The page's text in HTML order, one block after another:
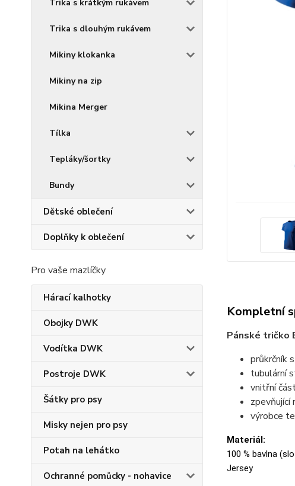
Trika s krátkým rukávem
Trika s dlouhým rukávem
Mikiny klokanka
Mikiny na zip
Mikina Merger
Tílka
Tepláky/šortky
Bundy
Dětské oblečení
Doplňky k oblečení
Pro vaše mazlíčky
Hárací kalhotky
Obojky DWK
Vodítka DWK
Postroje DWK
Šátky pro psy
Misky nejen pro psy
Potah na lehátko
Ochranné pomůcky - nohavice
Kompletní
Pánské tričko
průkrčník
tubulární
vnitřní
zpevňující
výrobce
Materiál:
100 % bavlna
Jersey